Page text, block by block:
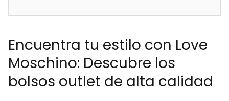
Encuentra tu estilo con Love
Moschino: Descubre los
bolsos outlet de alta calidad